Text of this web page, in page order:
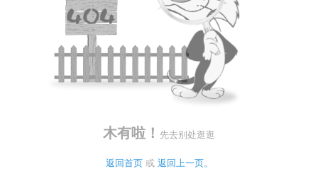
木有啦！ 先去别处逛逛
返回首页 或 返回上一页。